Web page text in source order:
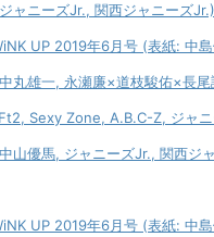
ャニーズJr., 関西ジャニーズ
UP 2019年6月号 (表紙: 中
丸雄一, 永瀬廉×道枝駿佑×長
Sexy Zone, A.B.C-Z, ジャニ
山優馬, ジャニーズJr., 関西
UP 2019年6月号 (表紙: 中